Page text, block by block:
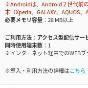
※Androidは、Android２世代前
末（Xperia、GALAXY、AQUOS
必要メモリ容量
28 MB以上
ご利用方法
アクセス型配信サー
同時使用端末数
1
※インターネット経由でのWEBブ
※導入・利用方法の詳細はこちら